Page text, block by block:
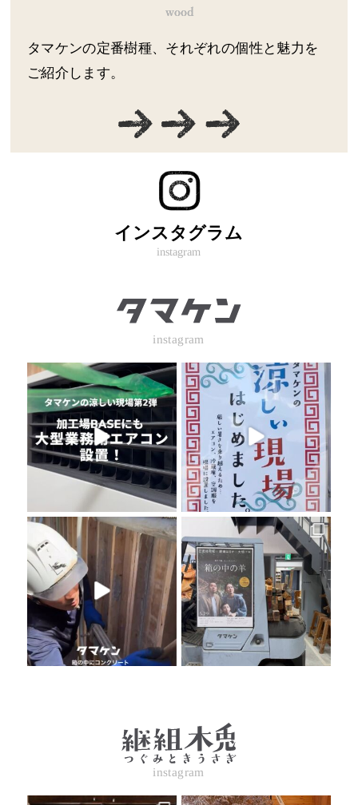
タマケンの定番樹種、それぞれの個性と魅力を
ご紹介します。
インスタグラム
instagram
instagram
instagram